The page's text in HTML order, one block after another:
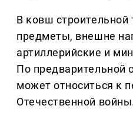
В ковш строительной
предметы, внешне
артиллерийские и
По предварительной
может относиться к
Отечественной